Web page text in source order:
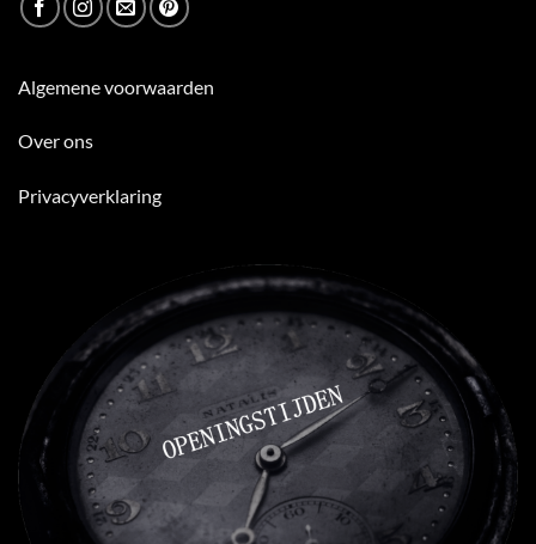
Algemene voorwaarden
Over ons
Privacyverklaring